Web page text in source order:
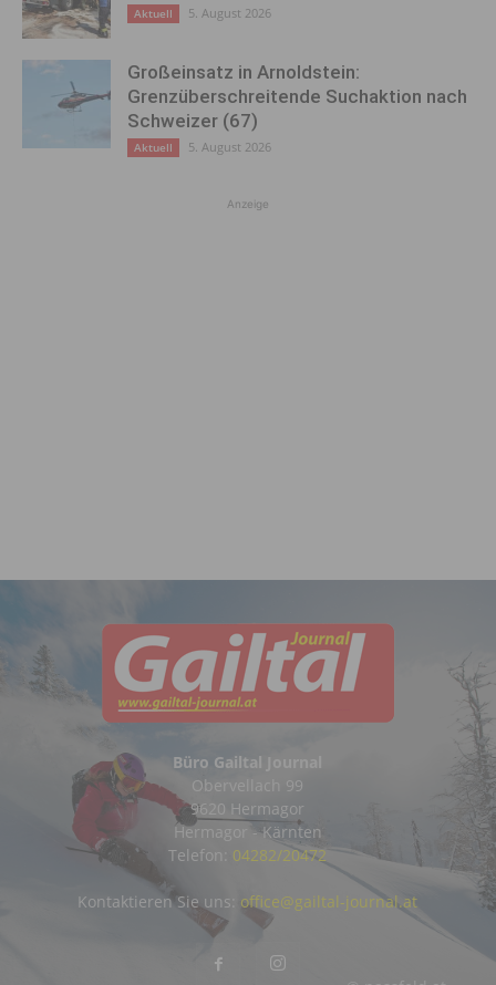
Aktuell 5. August 2026
Großeinsatz in Arnoldstein:
Grenzüberschreitende Suchaktion nach
Schweizer (67)
Aktuell 5. August 2026
Anzeige
Büro Gailtal Journal
Obervellach 99
9620 Hermagor
Hermagor - Kärnten
Telefon: 04282/20472
Kontaktieren Sie uns: office@gailtal-journal.at